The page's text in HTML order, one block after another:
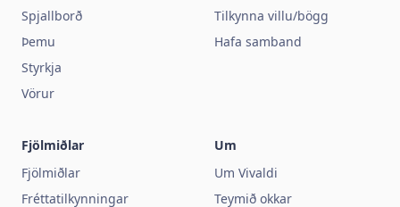
Spjallborð
Þemu
Styrkja
Vörur
Tilkynna villu/bögg
Hafa samband
Fjölmiðlar
Fjölmiðlar
Fréttatilkynningar
Um
Um Vivaldi
Teymið okkar